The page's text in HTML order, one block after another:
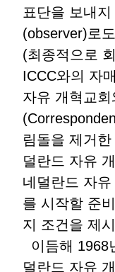
표단을 보내
(observer)로
(최종적으로
ICCC와의 자
자유 개혁교
림돌을 제거
덜란드 자유
네덜란드 자
를 시작할 준
지 조건을 제
이듬해 1968
덜란드 자유